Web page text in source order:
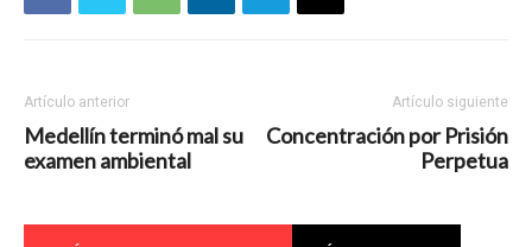
Artículo anterior
Medellín terminó mal su
examen ambiental
Artículo siguiente
Concentración por Prisión
Perpetua